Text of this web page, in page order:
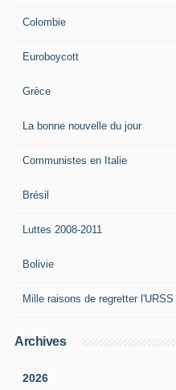
Colombie
Euroboycott
Grèce
La bonne nouvelle du jour
Communistes en Italie
Brésil
Luttes 2008-2011
Bolivie
Mille raisons de regretter l'URSS
Archives
2026